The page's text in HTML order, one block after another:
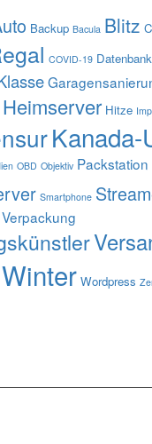
Backup Bacula Blitz
COVID-19 Datenbank
Heimserver Hitze
Kanada-
OBD Objektiv Packstation
Smartphone
Verpackung
Winter Wordpress